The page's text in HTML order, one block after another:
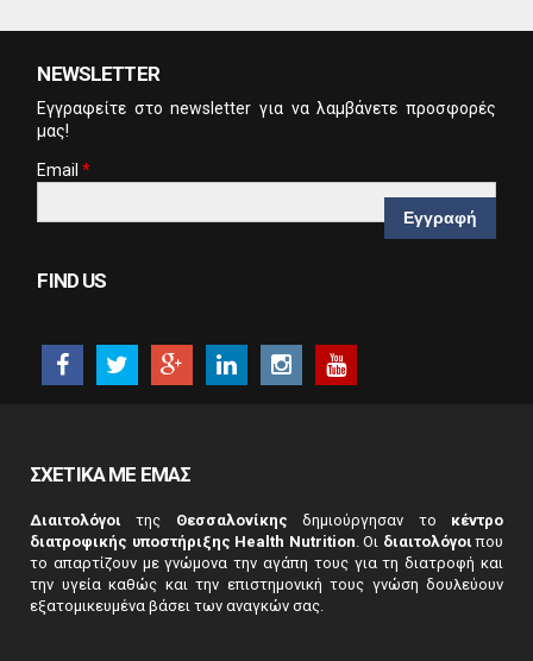
NEWSLETTER
Eγγραφείτε στο newsletter για να λαμβάνετε προσφορές
μας!
Email*
This
not you are a
human
spam
5+2
FIND US
ΣΧΕΤΙΚΑ ΜΕ ΕΜΑΣ
Διαιτολόγοι της Θεσσαλονίκης δημιούργησαν το κέντρο
διατροφικής υποστήριξης Health Nutrition . Οι διαιτολόγοι που
το απαρτίζουν με γνώμονα την αγάπη τους για τη διατροφή και
την υγεία καθώς και την επιστημονική τους γνώση δουλεύουν
εξατομικευμένα βάσει των αναγκών σας.